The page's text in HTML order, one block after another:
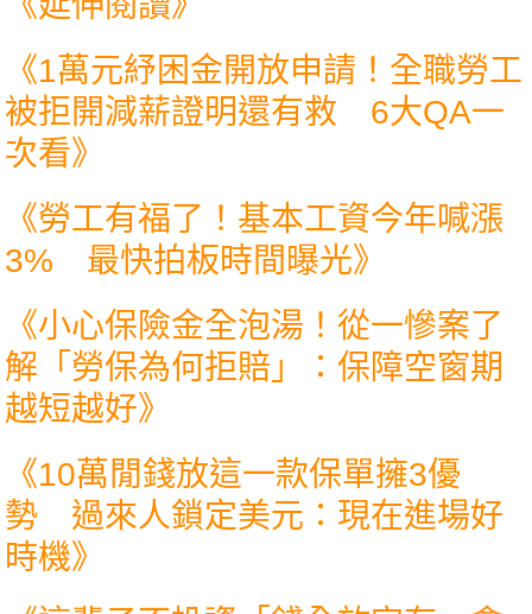
《1萬元紓困金開放申請！全職勞工
被拒開減薪證明還有救 6大QA一
次看》
《勞工有福了！基本工資今年喊漲
3% 最快拍板時間曝光》
《小心保險金全泡湯！從一慘案了
解「勞保為何拒賠」：保障空窗期
越短越好》
《10萬閒錢放這一款保單擁3優
勢 過來人鎖定美元：現在進場好
時機》